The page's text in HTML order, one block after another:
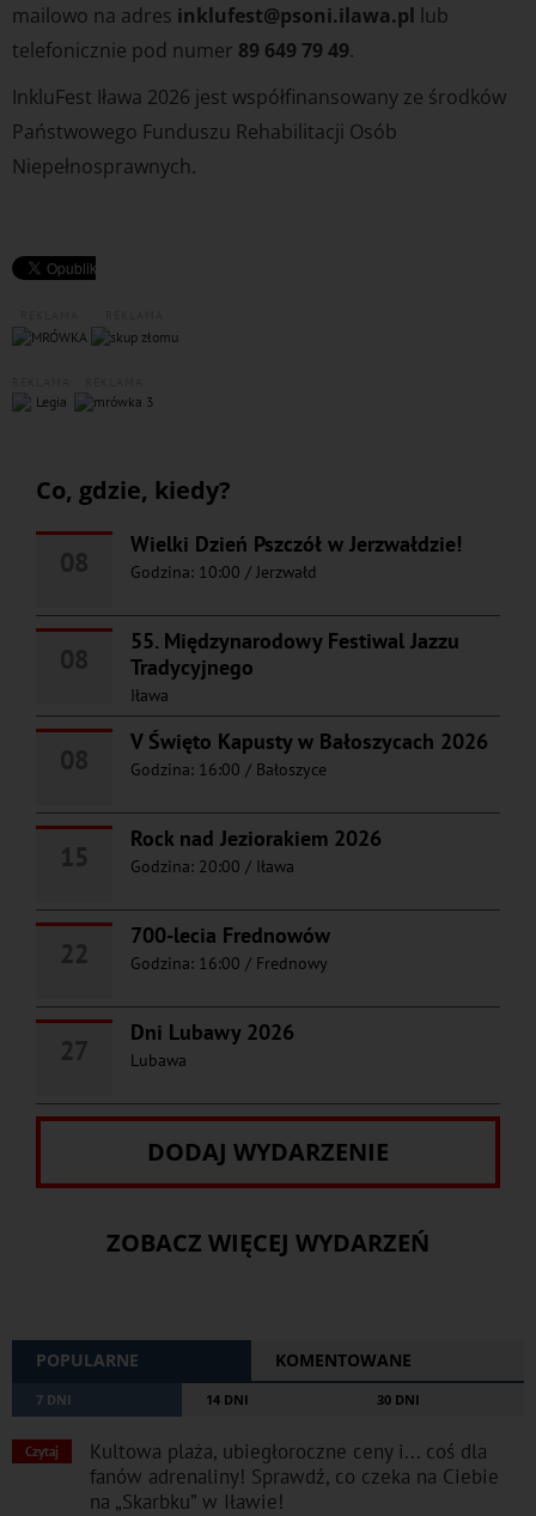
mailowo na adres inklufest@psoni.ilawa.pl lub
telefonicznie pod numer 89 649 79 49.
InkluFest Iława 2026 jest współfinansowany ze środków
Państwowego Funduszu Rehabilitacji Osób
Niepełnosprawnych.
Co, gdzie, kiedy?
Wielki Dzień Pszczół w Jerzwałdzie!
Godzina: 10:00 / Jerzwałd
55. Międzynarodowy Festiwal Jazzu
Tradycyjnego
Iława
V Święto Kapusty w Bałoszycach 2026
Godzina: 16:00 / Bałoszyce
Rock nad Jeziorakiem 2026
Godzina: 20:00 / Iława
700-lecia Frednowów
Godzina: 16:00 / Frednowy
Dni Lubawy 2026
Lubawa
DODAJ WYDARZENIE
ZOBACZ WIĘCEJ WYDARZEŃ
POPULARNE KOMENTOWANE
7 DNI 14 DNI 30 DNI
Czytaj
Kultowa plaża, ubiegłoroczne ceny i... coś dla
fanów adrenaliny! Sprawdź, co czeka na Ciebie
na „Skarbku” w Iławie!